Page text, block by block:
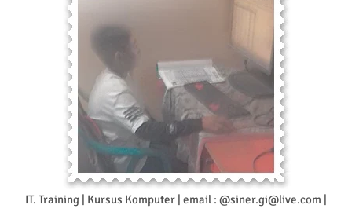
IT. Training | Kursus Komputer | email : @siner.gi@live.com |